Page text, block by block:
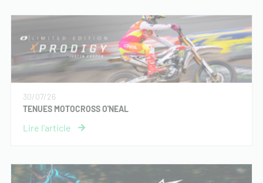
30/07/26
TENUES MOTOCROSS O'NEAL